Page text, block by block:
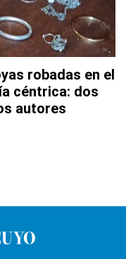
robadas en el
céntrica: dos
autores